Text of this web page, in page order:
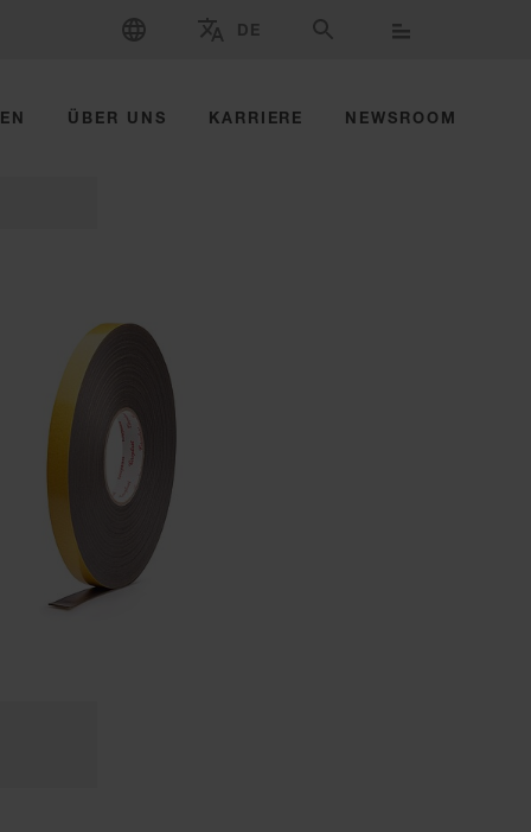
WÄHLEN SIE MARKE UND LAND AUS
DE SPRACHE WÄHLEN
SUCHE
ÜBER UNS KARRIERE NEWSROOM